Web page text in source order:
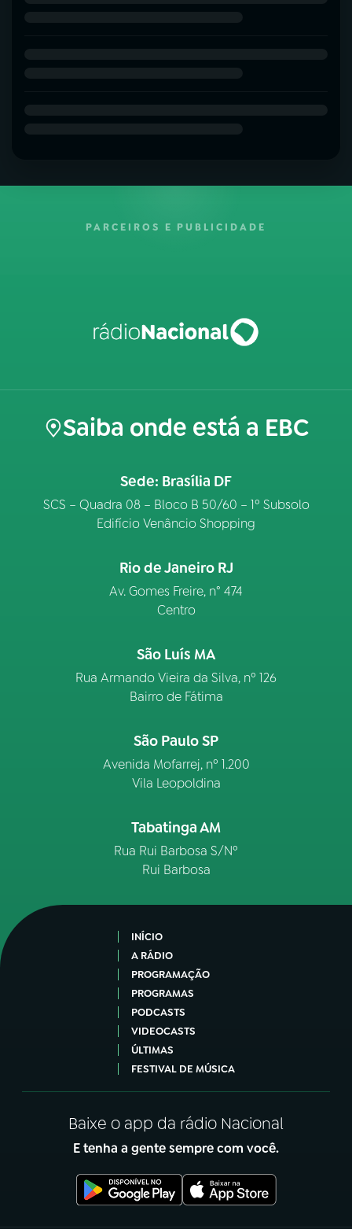
PARCEIROS E PUBLICIDADE
Saiba onde está a EBC
Sede: Brasília DF
SCS – Quadra 08 – Bloco B 50/60 – 1º Subsolo
Edifício Venâncio Shopping
Rio de Janeiro RJ
Av. Gomes Freire, n° 474
Centro
São Luís MA
Rua Armando Vieira da Silva, nº 126
Bairro de Fátima
São Paulo SP
Avenida Mofarrej, nº 1.200
Vila Leopoldina
Tabatinga AM
Rua Rui Barbosa S/Nº
Rui Barbosa
INÍCIO
A RÁDIO
PROGRAMAÇÃO
PROGRAMAS
PODCASTS
VIDEOCASTS
ÚLTIMAS
FESTIVAL DE MÚSICA
Baixe o app da rádio Nacional
E tenha a gente sempre com você.